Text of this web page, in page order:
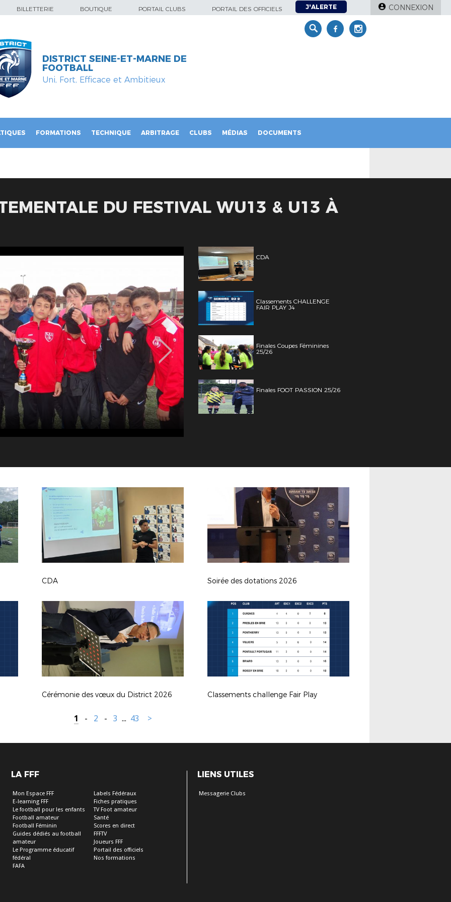
BILLETTERIE BOUTIQUE PORTAIL CLUBS PORTAIL DES OFFICIELS J'ALERTE CONNEXION
DISTRICT SEINE-ET-MARNE DE
FOOTBALL
Uni, Fort, Efficace et Ambitieux
FORMATIONS TECHNIQUE ARBITRAGE CLUBS MÉDIAS DOCUMENTS
DU FESTIVAL WU13 & U13 À
CDA
Classements CHALLENGE
FAIR PLAY J4
Finales Coupes Féminines
25/26
Finales FOOT PASSION 25/26
CDA Soirée des dotations 2026
Cérémonie des vœux du District 2026 Classements challenge Fair Play
1 - 2 - 3 ... 43 >
LA FFF
Mon Espace FFF
E-learning FFF
Le football pour les enfants
Football amateur
Football Féminin
Guides dédiés au football
amateur
Le Programme éducatif
fédéral
FAFA
Labels Fédéraux
Fiches pratiques
TV Foot amateur
Santé
Scores en direct
FFFTV
Joueurs FFF
Portail des officiels
Nos formations
LIENS UTILES
Messagerie Clubs